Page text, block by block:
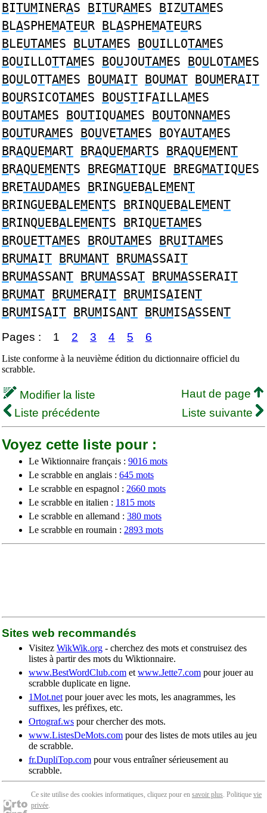
BITUMINERAS BITURAMES BIZUTAMES
BLASPHEMATEUR BLASPHEMATEURS
BLEUTAMES BLUTAMES BOUILLOTAMES
BOUILLOTTAMES BOUJOUTAMES BOULOTAMES
BOULOTTAMES BOUMAIT BOUMAT BOUMERAIT
BOURSICOTAMES BOUSTIFAILLAMES
BOUTAMES BOUTIQUAMES BOUTONNAMES
BOUTURAMES BOUVETAMES BOYAUTAMES
BRAQUEMART BRAQUEMARTS BRAQUEMENT
BRAQUEMENTS BREGMATIQUE BREGMATIQUES
BRETAUDAMES BRINGUEBALEMENT
BRINGUEBALEMENTS BRINQUEBALEMENT
BRINQUEBALEMENTS BRIQUETAMES
BROUETTAMES BROUTAMES BRUITAMES
BRUMAIT BRUMANT BRUMASSAIT
BRUMASSANT BRUMASSAT BRUMASSERAIT
BRUMAT BRUMERAIT BRUMISAIENT
BRUMISAIT BRUMISANT BRUMISASSENT
Pages : 1 2 3 4 5 6
Liste conforme à la neuvième édition du dictionnaire officiel du
scrabble.
Modifier la liste
Haut de page
Liste précédente
Liste suivante
Voyez cette liste pour :
Le Wiktionnaire français : 9016 mots
Le scrabble en anglais : 645 mots
Le scrabble en espagnol : 2660 mots
Le scrabble en italien : 1815 mots
Le scrabble en allemand : 380 mots
Le scrabble en roumain : 2893 mots
Sites web recommandés
Visitez WikWik.org - cherchez des mots et construisez des
listes à partir des mots du Wiktionnaire.
www.BestWordClub.com et www.Jette7.com pour jouer au
scrabble duplicate en ligne.
1Mot.net pour jouer avec les mots, les anagrammes, les
suffixes, les préfixes, etc.
Ortograf.ws pour chercher des mots.
www.ListesDeMots.com pour des listes de mots utiles au jeu
de scrabble.
fr.DupliTop.com pour vous entraîner sérieusement au
scrabble.
Ce site utilise des cookies informatiques, cliquez pour en savoir plus. Politique vie
privée.